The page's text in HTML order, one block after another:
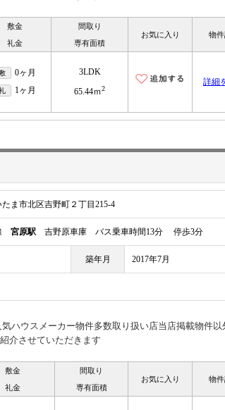
敷金
礼金
間取り
専有面積
お気に入り 物
0ヶ月
1ヶ月
3LDK
65.44ｍ2
詳細
ま市北区吉野町２丁目215-4
宮原駅 吉野原車庫 バス乗車時間13分 停歩3分
築年月 2017年7月
ハウスメーカー物件多数取り扱い店当店掲載物件以
介させていただきます
敷金
礼金
間取り
専有面積
お気に入り 物